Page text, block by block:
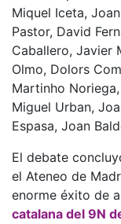
Miquel Iceta,
Pastor, David
Caballero, Javier
Olmo, Dolors
Martinho
Miguel Urban,
Espasa, Joan
El debate
el Ateneo de
enorme éxito de
catalana del 9N